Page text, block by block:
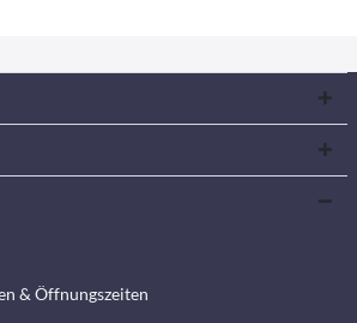
& Öffnungszeiten